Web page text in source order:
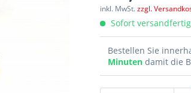
inkl. MwSt.zzgl.
Sofort
Bestellen Sie
Minutendamit die